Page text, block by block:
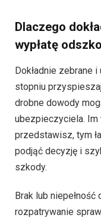
Dlaczego
wypłatę
Dokładnie zebrane
stopniu
drobne dowody
ubezpieczyciela.
przedstawisz, tym
podjąć decyzję i
szkody.
Brak lub
rozpatrywanie